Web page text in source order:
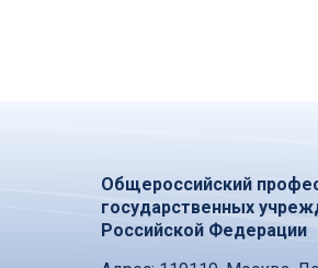
Общероссийский
государственных
Российской Федерации